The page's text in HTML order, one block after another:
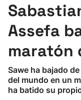
Pelota
Remo
Baloncesto
Assefa
maratón
Sawe ha bajado
del mundo en un
ha batido su